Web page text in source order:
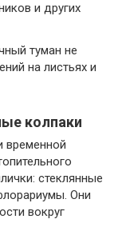
и других
туман не
на листьях и
колпаки
временной
стеклянные
Они
вокруг